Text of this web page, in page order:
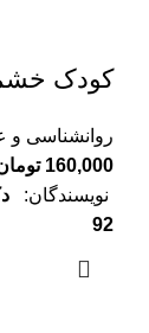
کودک
روانشناسی و
160,000
نویسندگان:
92